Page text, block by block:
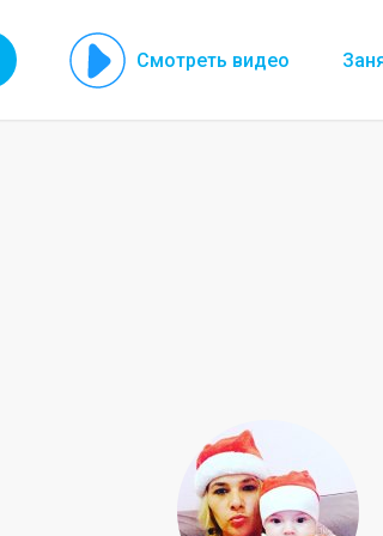
Смотреть видео